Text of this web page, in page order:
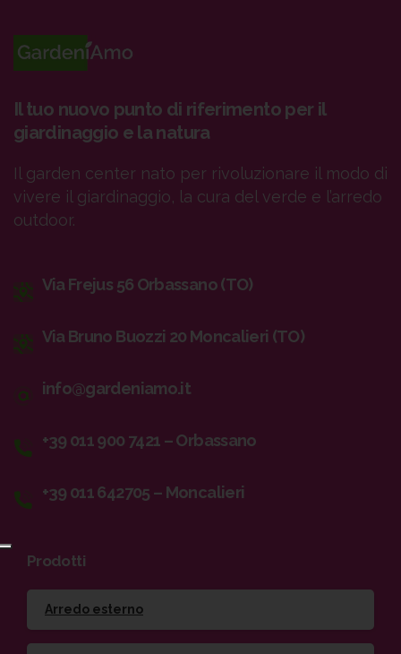
Il tuo nuovo punto di riferimento per il
giardinaggio e la natura
Il garden center nato per rivoluzionare il modo di
vivere il giardinaggio, la cura del verde e l’arredo
outdoor.
Via Frejus 56 Orbassano (TO)
Via Bruno Buozzi 20 Moncalieri (TO)
info@gardeniamo.it
+39 011 900 7421 – Orbassano
+39 011 642705 – Moncalieri
Prodotti
Arredo esterno